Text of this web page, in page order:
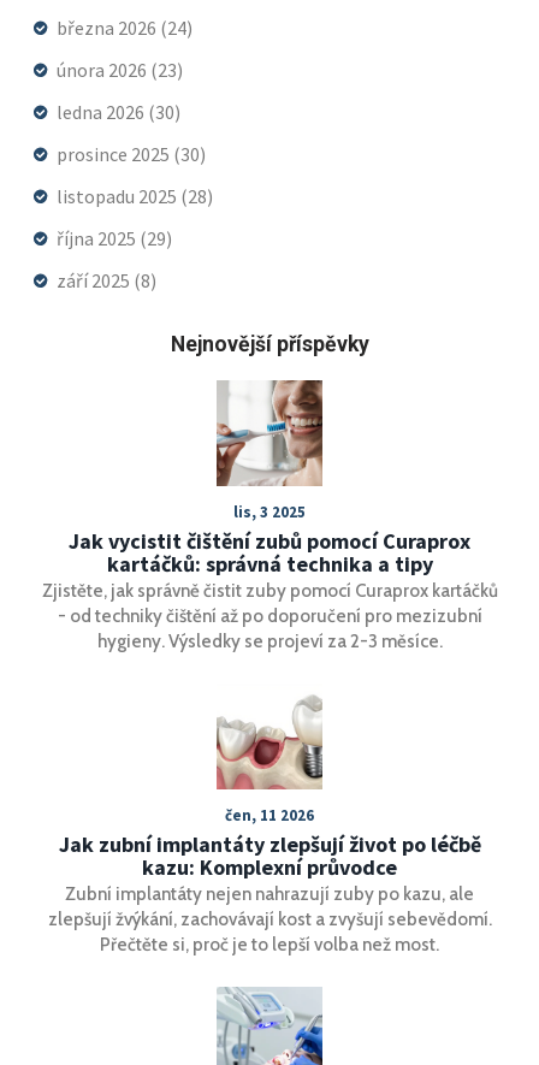
března 2026 (24)
února 2026 (23)
ledna 2026 (30)
prosince 2025 (30)
listopadu 2025 (28)
října 2025 (29)
září 2025 (8)
Nejnovější příspěvky
lis, 3 2025
Jak vycistit čištění zubů pomocí Curaprox
kartáčků: správná technika a tipy
Zjistěte, jak správně čistit zuby pomocí Curaprox kartáčků
- od techniky čištění až po doporučení pro mezizubní
hygieny. Výsledky se projeví za 2-3 měsíce.
čen, 11 2026
Jak zubní implantáty zlepšují život po léčbě
kazu: Komplexní průvodce
Zubní implantáty nejen nahrazují zuby po kazu, ale
zlepšují žvýkání, zachovávají kost a zvyšují sebevědomí.
Přečtěte si, proč je to lepší volba než most.